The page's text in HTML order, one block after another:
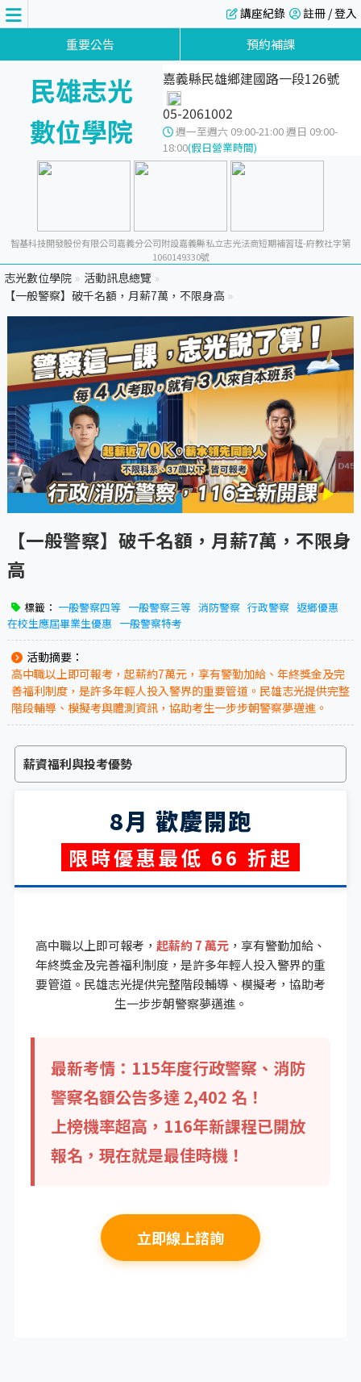
註冊 / 登入
講座紀錄
重要公告 預約補課
民雄志光
數位學院
嘉義縣民雄鄉建國路一段126號
05-2061002
週一至週六 09:00-21:00 週日 09:00-
18:00(假日營業時間)
智基科技開發股份有限公司嘉義分公司附設嘉義縣私立志光法商短期補習班-府教社字第
1060149330號
志光數位學院 » 活動訊息總覽 »
【一般警察】破千名額，月薪7萬，不限身高 »
【一般警察】破千名額，月薪7萬，不限身
高
標籤： 一般警察四等 一般警察三等 消防警察 行政警察 返鄉優惠
在校生應屆畢業生優惠 一般警察特考
活動摘要：
高中職以上即可報考，起薪約7萬元，享有警勤加給、年終獎金及完
善福利制度，是許多年輕人投入警界的重要管道。民雄志光提供完整
階段輔導、模擬考與體測資訊，協助考生一步步朝警察夢邁進。
薪資福利與投考優勢
8月 歡慶開跑
限時優惠最低 66 折起
高中職以上即可報考， 起薪約 7 萬元 ，享有警勤加給、
年終獎金及完善福利制度，是許多年輕人投入警界的重
要管道。民雄志光提供完整階段輔導、模擬考，協助考
生一步步朝警察夢邁進。
最新考情：115年度行政警察、消防
警察名額公告多達 2,402 名！
上榜機率超高，116年新課程已開放
報名，現在就是最佳時機！
立即線上諮詢